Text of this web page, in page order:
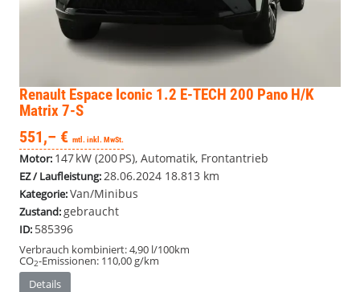
Renault Espace Iconic 1.2 E-TECH 200 Pano H/K
Matrix 7-S
551,– € mtl. inkl. MwSt.
Motor: 147 kW (200 PS), Automatik, Frontantrieb
EZ / Laufleistung: 28.06.2024 18.813 km
Kategorie:Van/Minibus
Zustand: gebraucht
ID: 585396
Verbrauch kombiniert:4,90 l/100km
CO2-Emissionen: 110,00 g/km
Details